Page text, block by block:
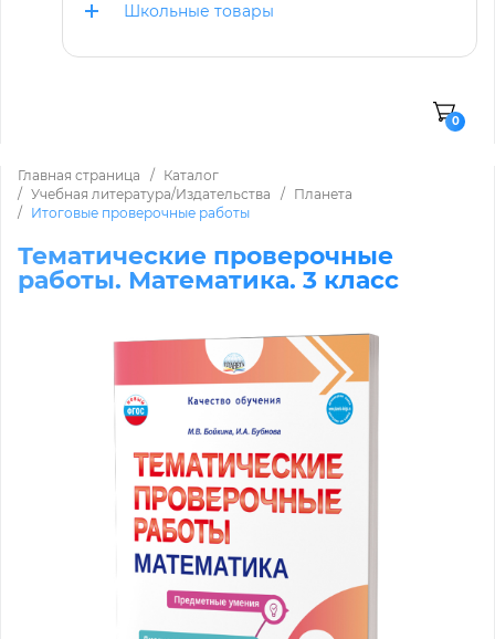
Школьные товары
0
Главная страница
Каталог
Учебная литература/Издательства
Планета
Итоговые проверочные работы
Тематические проверочные
работы. Математика. 3 класс